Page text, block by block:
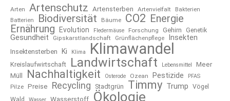
Arten Artenschutz Artensterben Artenvielfalt
Bakterien
Batterien
Biodiversität Bäume CO2 Energie
Ernährung Evolution Fledermäuse Forschung Gehirn Genetik
Gesundheit Gipskarstlandschaft Grünflächenpflege Insekten
Insektensterben Ki Klima Klimawandel
Kreislaufwirtschaft Landwirtschaft Lebensmittel
Meer
Müll
Nachhaltigkeit Osterode Ozean Pestizide PFAS
Pilze Preise Recycling Stadtgrün Timmy Trump
Vögel
Wald
Wasser Wasserstoff Ökologie